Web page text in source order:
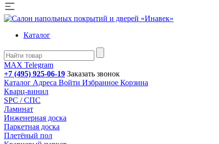
Каталог
MAX Telegram
+7 (495) 925-06-19 Заказать звонок
Каталог Адреса Войти Избранное Корзина
Кварц-винил
SPC / СПС
Ламинат
Инженерная доска
Паркетная доска
Плетёный пол